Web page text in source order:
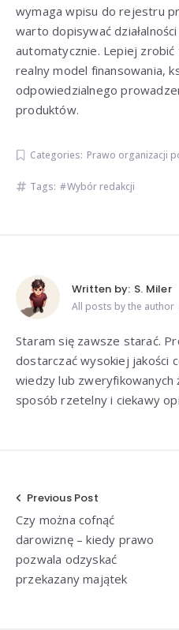
wymaga wpisu do rejestru
warto dopisywać
automatycznie. Lepiej
realny model finansowania,
odpowiedzialnego
produktów.
Categories: Prawo organizacji
Tags: Wybór redakcji
Written by: S. Miler
All posts by the author
Staram się zawsze starać.
dostarczać wysokiej jakości
wiedzy lub zweryfikowanych
sposób rzetelny i ciekawy
Nawigacja
wpisu
Previous Post
Czy można cofnąć
darowiznę – kiedy prawo
pozwala odzyskać
przekazany majątek